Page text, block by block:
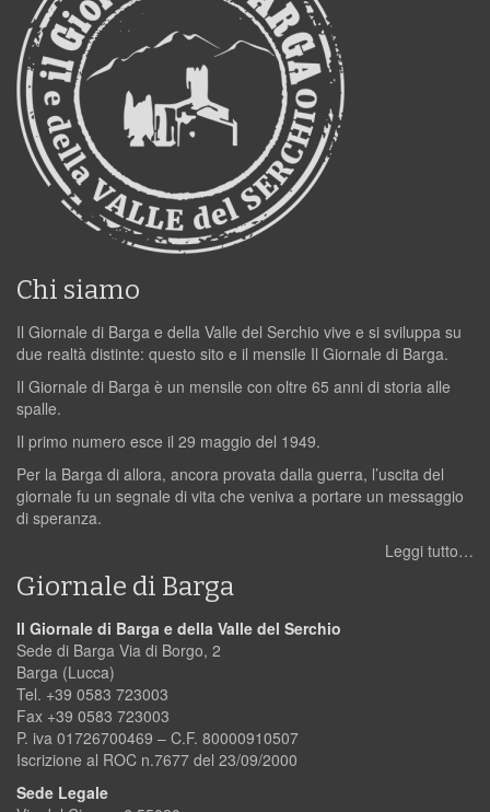
Chi siamo
Il Giornale di Barga e della Valle del Serchio vive e si sviluppa su
due realtà distinte: questo sito e il mensile Il Giornale di Barga.
Il Giornale di Barga è un mensile con oltre 65 anni di storia alle
spalle.
Il primo numero esce il 29 maggio del 1949.
Per la Barga di allora, ancora provata dalla guerra, l’uscita del
giornale fu un segnale di vita che veniva a portare un messaggio
di speranza.
Leggi tutto…
Giornale di Barga
Il Giornale di Barga e della Valle del Serchio
Sede di Barga Via di Borgo, 2
Barga (Lucca)
Tel. +39 0583 723003
Fax +39 0583 723003
P. iva 01726700469 – C.F. 80000910507
Iscrizione al ROC n.7677 del 23/09/2000
Sede Legale